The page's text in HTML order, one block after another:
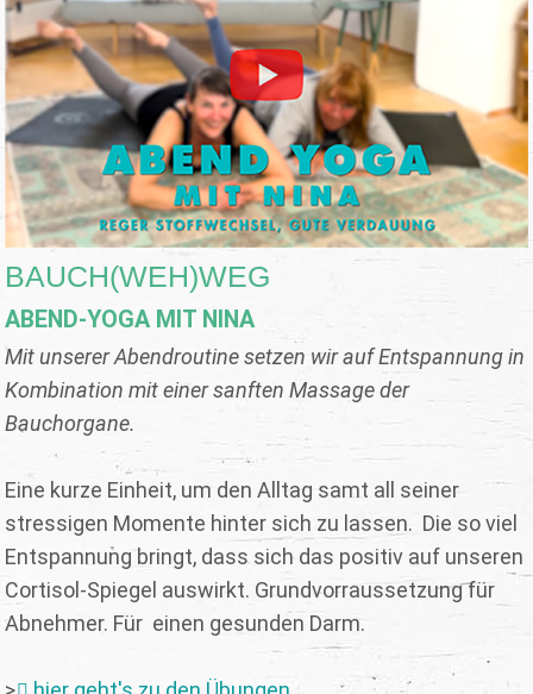
BAUCH(WEH)WEG
ABEND-YOGA MIT NINA
Mit unserer Abendroutine setzen wir auf Entspannung in
Kombination mit einer sanften Massage der
Bauchorgane.
Eine kurze Einheit, um den Alltag samt all seiner
stressigen Momente hinter sich zu lassen. Die so viel
Entspannung bringt, dass sich das positiv auf unseren
Cortisol-Spiegel auswirkt. Grundvorraussetzung für
Abnehmer. Für einen gesunden Darm.